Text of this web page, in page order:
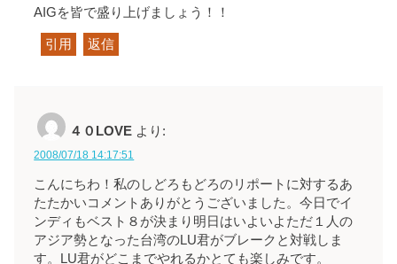
AIGを皆で盛り上げましょう！！
引用 返信
４０LOVE より:
2008/07/18 14:17:51
こんにちわ！私のしどろもどろのリポートに対するあ
たたかいコメントありがとうございました。今日でイ
ンディもベスト８が決まり明日はいよいよただ１人の
アジア勢となった台湾のLU君がブレークと対戦しま
す。LU君がどこまでやれるかとても楽しみです。